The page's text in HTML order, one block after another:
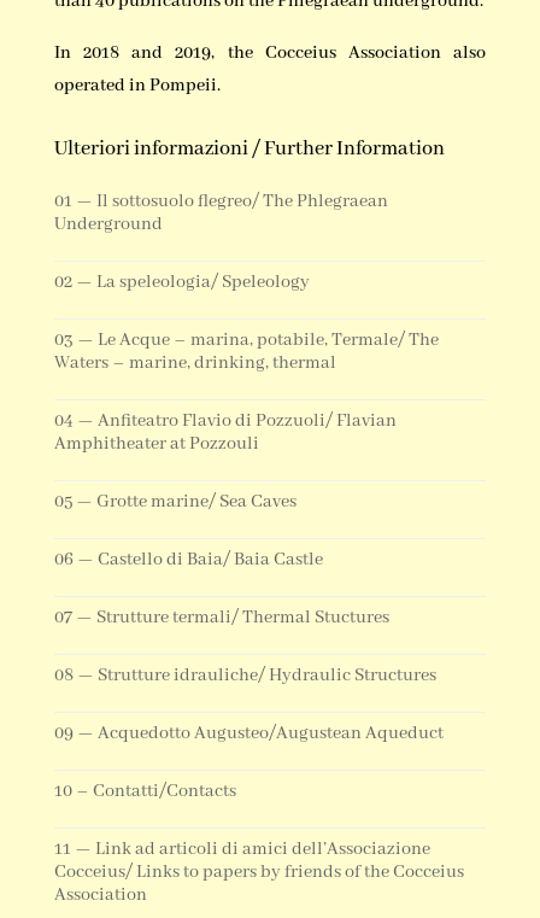
In 2018 and 2019, the Cocceius Association also
operated in Pompeii.
Ulteriori informazioni / Further Information
01 — Il sottosuolo flegreo/ The Phlegraean
Underground
02 — La speleologia/ Speleology
03 — Le Acque – marina, potabile, Termale/ The
Waters – marine, drinking, thermal
04 — Anfiteatro Flavio di Pozzuoli/ Flavian
Amphitheater at Pozzouli
05 — Grotte marine/ Sea Caves
06 — Castello di Baia/ Baia Castle
07 — Strutture termali/ Thermal Stuctures
08 — Strutture idrauliche/ Hydraulic Structures
09 — Acquedotto Augusteo/Augustean Aqueduct
10 – Contatti/Contacts
11 — Link ad articoli di amici dell’Associazione
Cocceius/ Links to papers by friends of the Cocceius
Association